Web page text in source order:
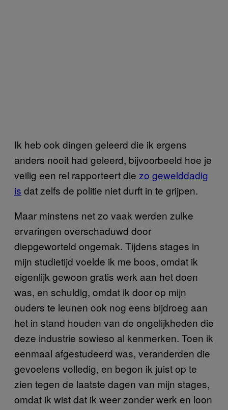
Ik heb ook dingen geleerd die ik ergens
anders nooit had geleerd, bijvoorbeeld hoe je
veilig een rel rapporteert die zo gewelddadig
is dat zelfs de politie niet durft in te grijpen.
Maar minstens net zo vaak werden zulke
ervaringen overschaduwd door
diepgeworteld ongemak. Tijdens stages in
mijn studietijd voelde ik me boos, omdat ik
eigenlijk gewoon gratis werk aan het doen
was, en schuldig, omdat ik door op mijn
ouders te leunen ook nog eens bijdroeg aan
het in stand houden van de ongelijkheden die
deze industrie sowieso al kenmerken. Toen ik
eenmaal afgestudeerd was, veranderden die
gevoelens volledig, en begon ik juist op te
zien tegen de laatste dagen van mijn stages,
omdat ik wist dat ik weer zonder werk en loon